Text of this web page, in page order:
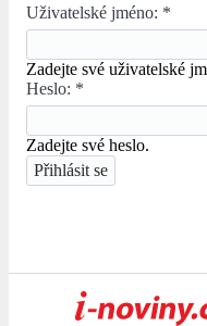
Uživatelské jméno: *
Zadejte své uživatelské
Heslo: *
Zadejte své heslo.